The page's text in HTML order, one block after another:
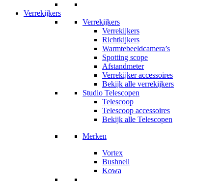
Verrekijkers
Verrekijkers
Verrekijkers
Richtkijkers
Warmtebeeldcamera’s
Spotting scope
Afstandmeter
Verrekijker accessoires
Bekijk alle verrekijkers
Studio Telescopen
Telescoop
Telescoop accessoires
Bekijk alle Telescopen
Merken
Vortex
Bushnell
Kowa